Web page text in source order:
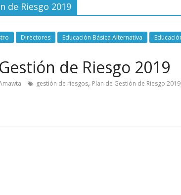
de Riesgo 2019
Directores Educación Básica Alternativa
de Riesgo 2019
gestión de riesgos, Plan de Gestión de Riesgo 2019